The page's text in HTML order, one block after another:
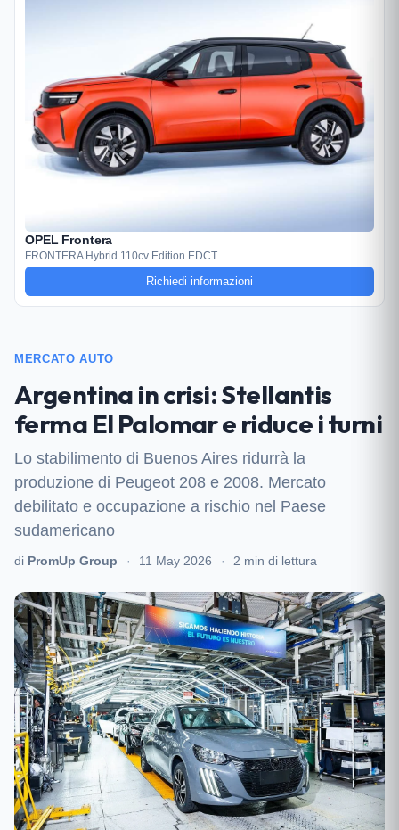
OPEL Frontera
FRONTERA Hybrid 110cv Edition EDCT
Richiedi informazioni
MERCATO AUTO
Argentina in crisi: Stellantis
ferma El Palomar e riduce i turni
Lo stabilimento di Buenos Aires ridurrà la
produzione di Peugeot 208 e 2008. Mercato
debilitato e occupazione a rischio nel Paese
sudamericano
di PromUp Group · 11 May 2026 · 2 min di lettura